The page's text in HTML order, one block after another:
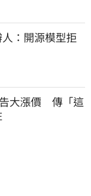
：開源模型拒
大漲價　傳「這